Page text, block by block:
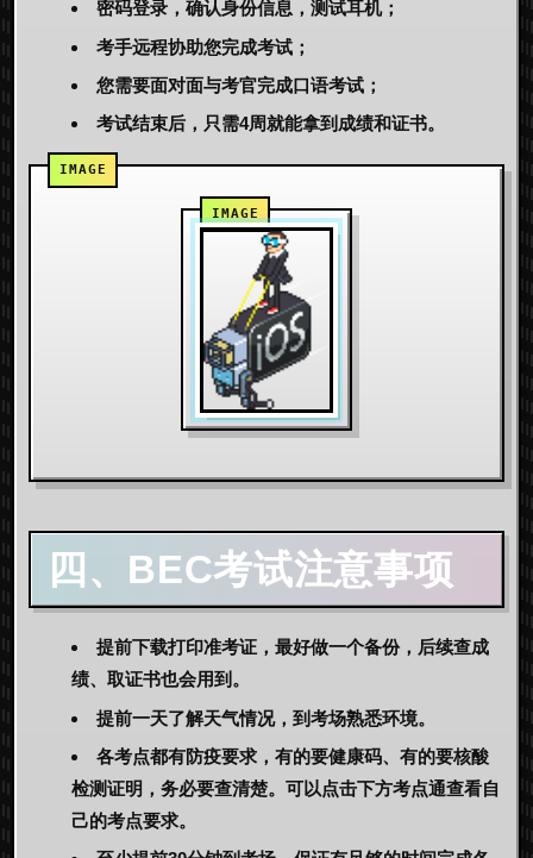
密码登录，确认身份信息，测试耳机；
考手远程协助您完成考试；
您需要面对面与考官完成口语考试；
考试结束后，只需4周就能拿到成绩和证书。
四、BEC考试注意事项
提前下载打印准考证，最好做一个备份，后续查成
绩、取证书也会用到。
提前一天了解天气情况，到考场熟悉环境。
各考点都有防疫要求，有的要健康码、有的要核酸
检测证明，务必要查清楚。可以点击下方考点通查看自
己的考点要求。